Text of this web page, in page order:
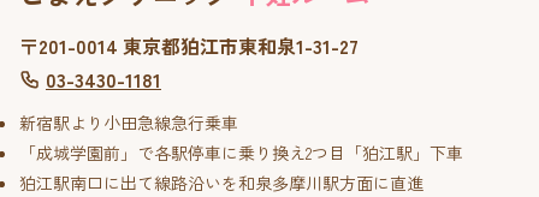
〒201-0014 東京都狛江市東和泉1-31-27
03-3430-1181
新宿駅より小田急線急行乗車
「成城学園前」で各駅停車に乗り換え2つ目「狛江駅」下車
狛江駅南口に出て線路沿いを和泉多摩川駅方面に直進